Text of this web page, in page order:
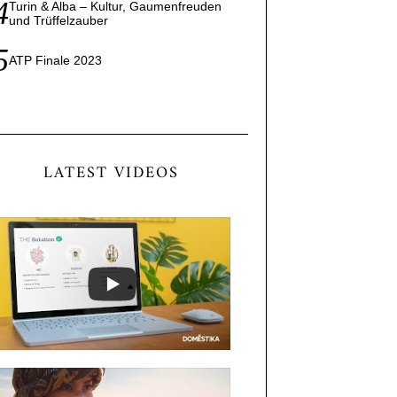
Turin & Alba – Kultur, Gaumenfreuden
und Trüffelzauber
ATP Finale 2023
LATEST VIDEOS